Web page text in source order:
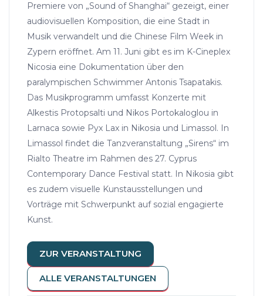
Premiere von „Sound of Shanghai“ gezeigt, einer
audiovisuellen Komposition, die eine Stadt in
Musik verwandelt und die Chinese Film Week in
Zypern eröffnet. Am 11. Juni gibt es im K-Cineplex
Nicosia eine Dokumentation über den
paralympischen Schwimmer Antonis Tsapatakis.
Das Musikprogramm umfasst Konzerte mit
Alkestis Protopsalti und Nikos Portokaloglou in
Larnaca sowie Pyx Lax in Nikosia und Limassol. In
Limassol findet die Tanzveranstaltung „Sirens“ im
Rialto Theatre im Rahmen des 27. Cyprus
Contemporary Dance Festival statt. In Nikosia gibt
es zudem visuelle Kunstausstellungen und
Vorträge mit Schwerpunkt auf sozial engagierte
Kunst.
ZUR VERANSTALTUNG
ALLE VERANSTALTUNGEN